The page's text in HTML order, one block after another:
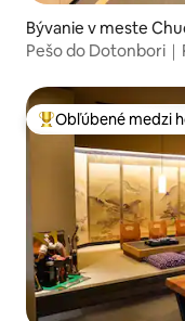
Bývanie v meste
Pešo do Dotonbori
Najobľúbenejšie
Obľúbené medzi